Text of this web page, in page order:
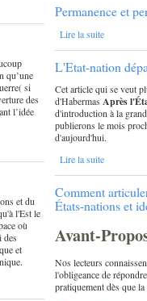
qu’une
si
des
l’idée
et du
l'Est le
où
des
et
Permanence et
Lire la suite
L'Etat-nation
Cet article qui se veut
d'HabermasAprès
d'introduction à la
publierons le mois
d'aujourd'hui.
Lire la suite
Comment
États-nations et
Avant-
Nos lecteurs
l'obligeance de
pratiquement dès que